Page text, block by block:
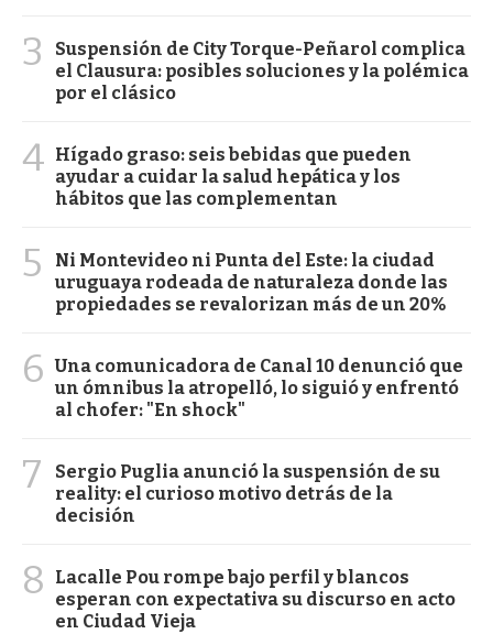
3
Suspensión de City Torque-Peñarol complica
el Clausura: posibles soluciones y la polémica
por el clásico
4 Hígado graso: seis bebidas que pueden
ayudar a cuidar la salud hepática y los
hábitos que las complementan
5
Ni Montevideo ni Punta del Este: la ciudad
uruguaya rodeada de naturaleza donde las
propiedades se revalorizan más de un 20%
6 Una comunicadora de Canal 10 denunció que
un ómnibus la atropelló, lo siguió y enfrentó
al chofer: "En shock"
7
Sergio Puglia anunció la suspensión de su
reality: el curioso motivo detrás de la
decisión
8
Lacalle Pou rompe bajo perfil y blancos
esperan con expectativa su discurso en acto
en Ciudad Vieja